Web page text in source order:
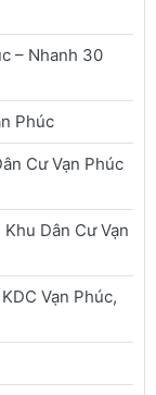
– Nhanh 30
Phúc
Cư Vạn Phúc
Dân Cư Vạn
Vạn Phúc,